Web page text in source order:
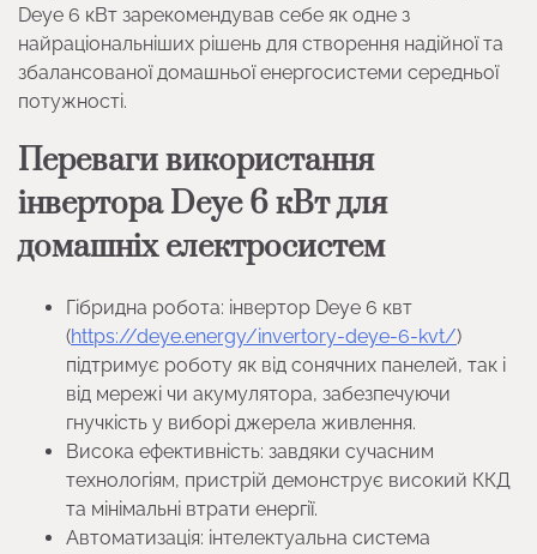
Deye 6 кВт зарекомендував себе як одне з
найраціональніших рішень для створення надійної та
збалансованої домашньої енергосистеми середньої
потужності.
Переваги використання
інвертора Deye 6 кВт для
домашніх електросистем
Гібридна робота: інвертор Deye 6 квт
(https://deye.energy/invertory-deye-6-kvt/)
підтримує роботу як від сонячних панелей, так і
від мережі чи акумулятора, забезпечуючи
гнучкість у виборі джерела живлення.
Висока ефективність: завдяки сучасним
технологіям, пристрій демонструє високий ККД
та мінімальні втрати енергії.
Автоматизація: інтелектуальна система